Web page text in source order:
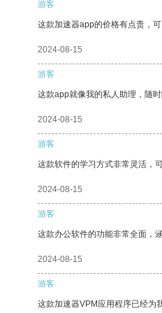
游客
这款加速器app的价格有点贵，
2024-08-15
游客
这款app就像我的私人助理，随
2024-08-15
游客
这款软件的学习方式非常灵活，
2024-08-15
游客
这款办公软件的功能非常全面，
2024-08-15
游客
这款加速器VPM应用程序已经为